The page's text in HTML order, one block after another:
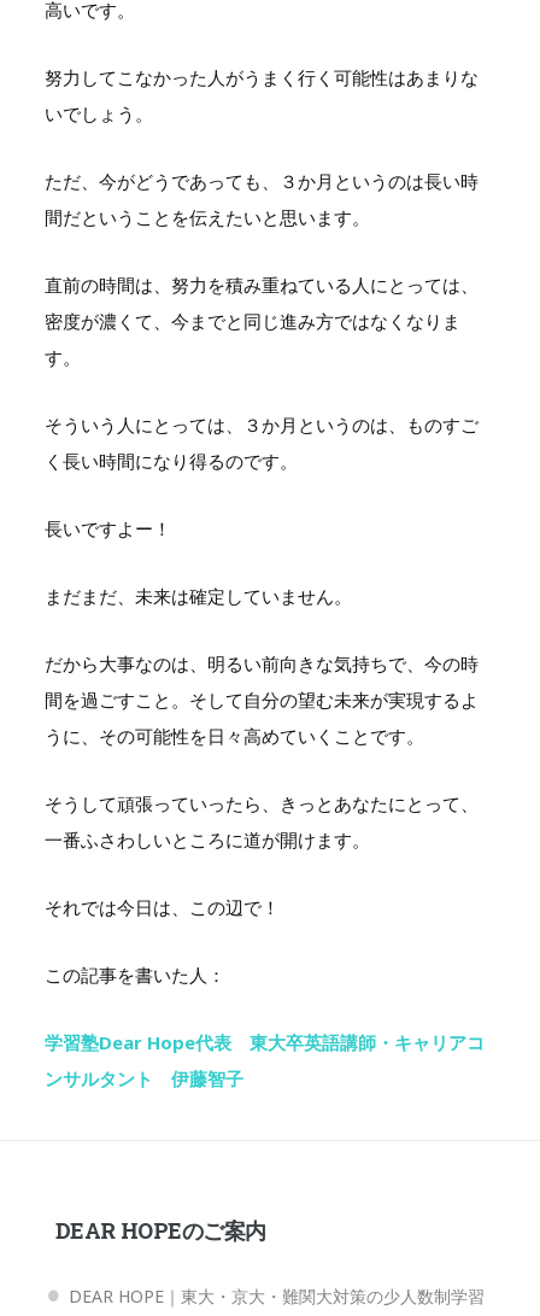
高いです。
努力してこなかった人がうまく行く可能性はあまりな
いでしょう。
ただ、今がどうであっても、３か月というのは長い時
間だということを伝えたいと思います。
直前の時間は、努力を積み重ねている人にとっては、
密度が濃くて、今までと同じ進み方ではなくなりま
す。
そういう人にとっては、３か月というのは、ものすご
く長い時間になり得るのです。
長いですよー！
まだまだ、未来は確定していません。
だから大事なのは、明るい前向きな気持ちで、今の時
間を過ごすこと。そして自分の望む未来が実現するよ
うに、その可能性を日々高めていくことです。
そうして頑張っていったら、きっとあなたにとって、
一番ふさわしいところに道が開けます。
それでは今日は、この辺で！
この記事を書いた人：
学習塾Dear Hope代表 東大卒英語講師・キャリアコ
ンサルタント 伊藤智子
DEAR HOPEのご案内
DEAR HOPE｜東大・京大・難関大対策の少人数制学習